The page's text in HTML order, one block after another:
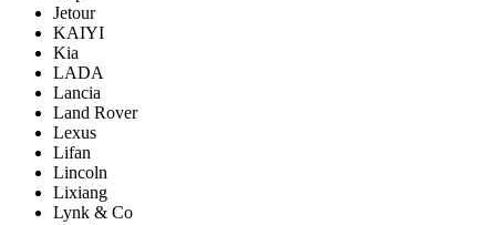
Jetour
KAIYI
Kia
LADA
Lancia
Land Rover
Lexus
Lifan
Lincoln
Lixiang
Lynk & Co